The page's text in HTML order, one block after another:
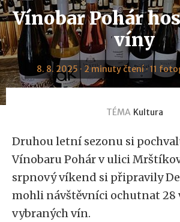
Vínobar Pohár
víny
8. 8. 2025 · 2 minuty čtení · 11
TÉMA Kultura
Druhou letní sezonu si
Vínobaru Pohár v ulici
srpnový víkend si připravily
mohli návštěvníci ochutnat 28
vybraných vín.